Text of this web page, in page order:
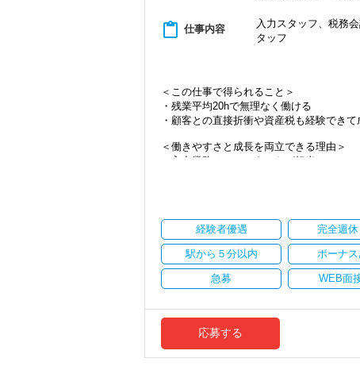
content_paste 仕事内容
入力スタッフ、税務
タッフ
＜この仕事で得られること＞
・残業平均20hで無理なく働ける
・顧客との直接折衝や資産税も経験できて
＜働きやすさと成長を両立できる理由＞
・入力業務はアシスタントが担当
・顧客と直接折衝する機会が豊富
・経験値が自然と積み上がる環境
＜働きやすい環境＞
・有給取得率90％以上
・年間休日125日以上
・男性の育休取得率100％
・テレワーク導入済み
・全席デュアルモニタ完備
経験者優遇 完全週休
駅から５分以内 ボーナス
急募 WEB面
応募する